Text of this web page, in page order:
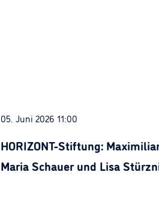
05. Juni 2026 11:00
HORIZONT-Stiftung:
Maria Schauer und Lisa